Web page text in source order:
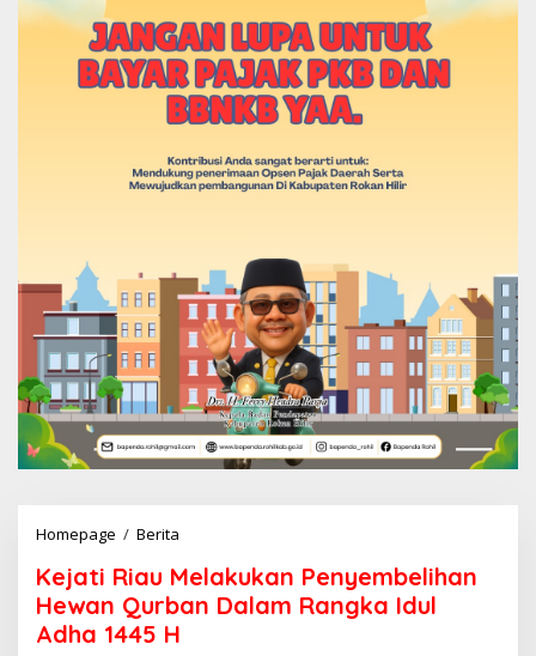
Homepage / Berita
j
a
t
Kejati Riau Melakukan Penyembelihan
Hewan Qurban Dalam Rangka Idul
Adha 1445 H